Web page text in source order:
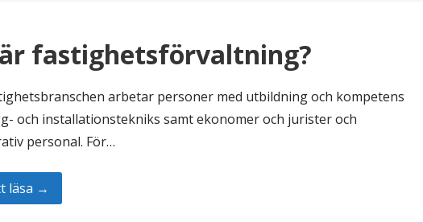
fastighetsförvaltning?
arbetar personer med utbildning och kompetens
och installationstekniks samt ekonomer och jurister och
personal. För…
läsa →